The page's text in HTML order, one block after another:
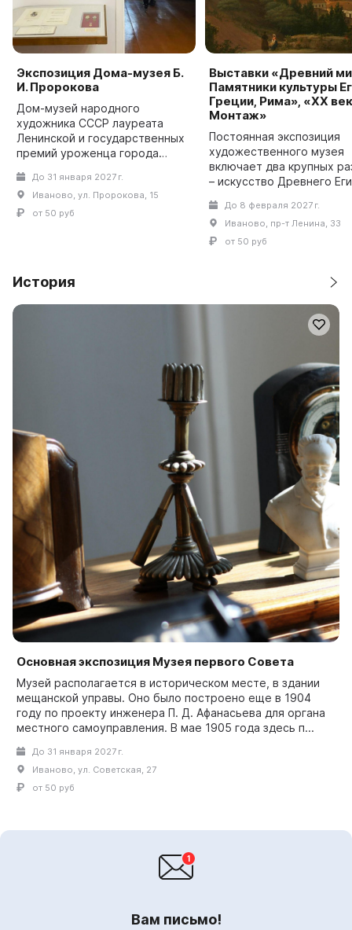
Экспозиция Дома-музея Б.
И. Пророкова
Дом-музей народного
художника СССР лауреата
Ленинской и государственных
премий уроженца города
Ивановича Пророкова (1911–
1972) расположен в
историческом центре города,
До 31 января 2027 г.
Иваново, ул. Пророкова, 15
от 50 руб
Выставки «Древний
Памятники культуры
Греции, Рима», «ХХ
Монтаж»
Постоянная экспозиция
художественного музея
включает два крупных
– искусство Древнего
IV в. н .э. и русское
изобразительное
века. Наиболе...
До 8 февраля 2027 г.
Иваново, пр-т Ленина, 33
от 50 руб
История
Основная экспозиция Музея первого Совета
Музей располагается в историческом месте, в здании
мещанской управы. Оно было построено еще в 1904
году по проекту инженера П. Д. Афанасьева для органа
местного самоуправления. В мае 1905 года здесь п...
До 31 января 2027 г.
Иваново, ул. Советская, 27
от 50 руб
Вам письмо!